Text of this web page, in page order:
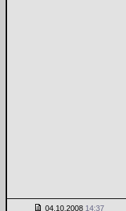
04.10.2008 14:37